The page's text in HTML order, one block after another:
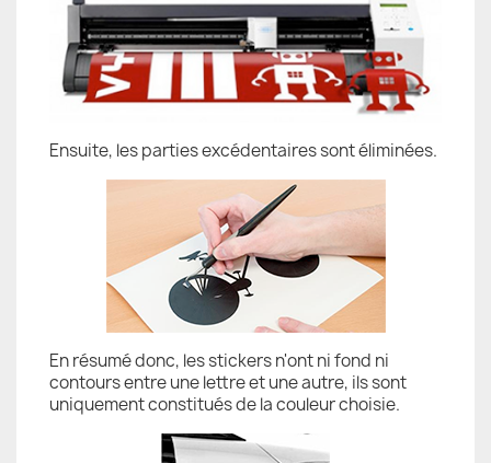
Ensuite, les parties excédentaires sont éliminées.
En résumé donc, les stickers n'ont ni fond ni
contours entre une lettre et une autre, ils sont
uniquement constitués de la couleur choisie.